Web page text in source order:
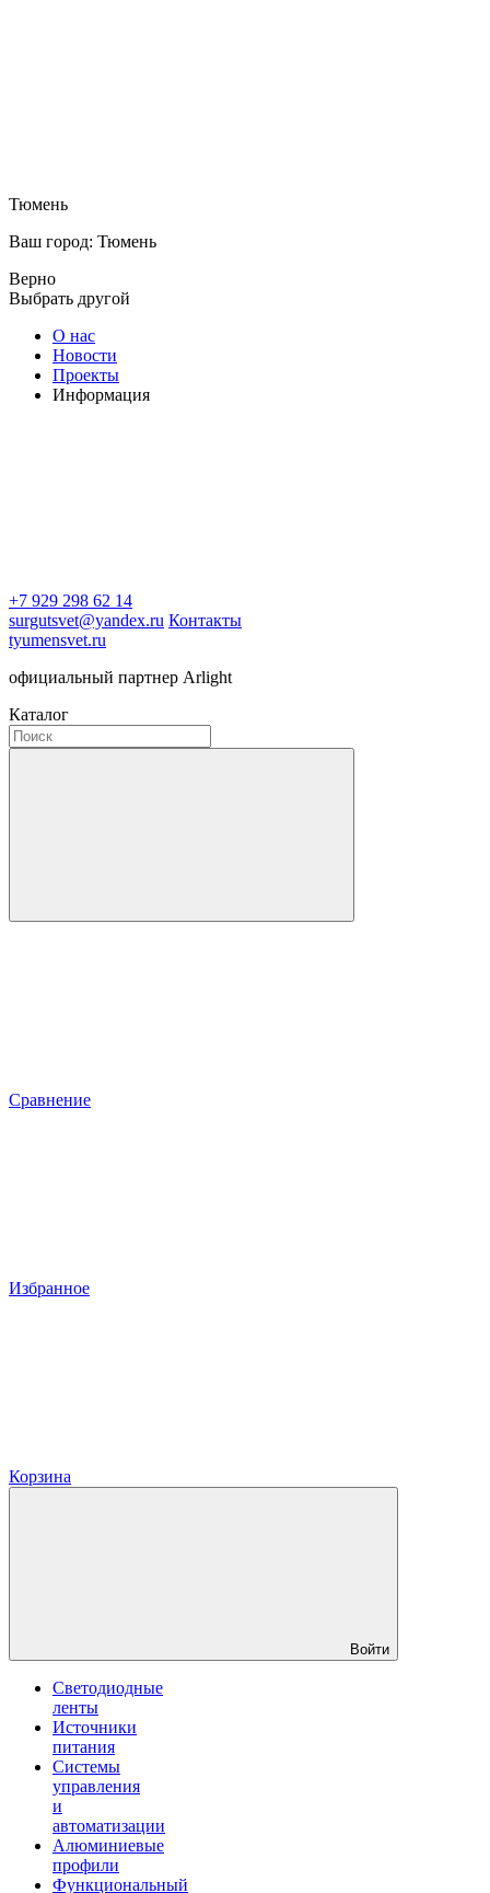
Тюмень
Ваш город: Тюмень
Верно
Выбрать другой
О нас
Новости
Проекты
Информация
+7 929 298 62 14
surgutsvet@yandex.ru Контакты
tyumensvet.ru
официальный партнер Arlight
Каталог
Сравнение
Избранное
Корзина
Войти
Светодиодные
ленты
Источники
питания
Системы
управления
и
автоматизации
Алюминиевые
профили
Функциональный